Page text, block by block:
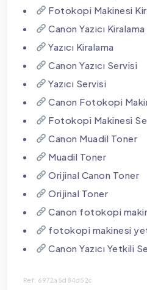
Fotokopi Makinesi
Canon Yazıcı Kiralama
Yazıcı Kiralama
Canon Yazıcı Servisi
Yazıcı Servisi
Canon Fotokopi
Fotokopi Makinesi
Canon Muadil Toner
Muadil Toner
Orijinal Canon Toner
Orijinal Toner
Canon fotokopi
fotokopi makinesi
Canon Yazıcı Yetkili
Ref: 6972a5d84d52c